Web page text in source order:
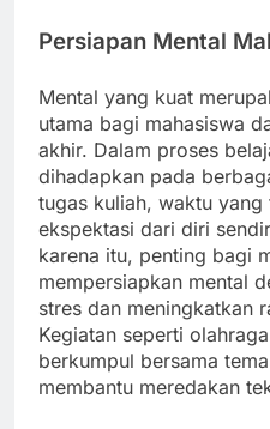
Persiapan Mental
Mental yang kuat
utama bagi mahasiswa
akhir. Dalam proses
dihadapkan pada
tugas kuliah, waktu yang
ekspektasi dari diri
karena itu, penting bagi
mempersiapkan mental
stres dan meningkatkan
Kegiatan seperti
berkumpul bersama
membantu meredakan